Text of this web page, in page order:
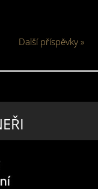
Další příspěvky »